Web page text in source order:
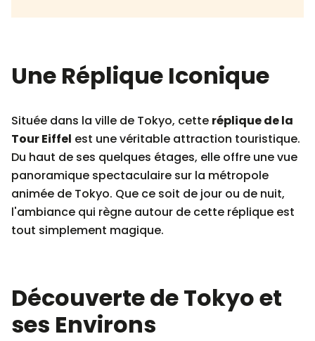
Une Réplique Iconique
Située dans la ville de Tokyo, cette réplique de la
Tour Eiffel est une véritable attraction touristique.
Du haut de ses quelques étages, elle offre une vue
panoramique spectaculaire sur la métropole
animée de Tokyo. Que ce soit de jour ou de nuit,
l'ambiance qui règne autour de cette réplique est
tout simplement magique.
Découverte de Tokyo et
ses Environs